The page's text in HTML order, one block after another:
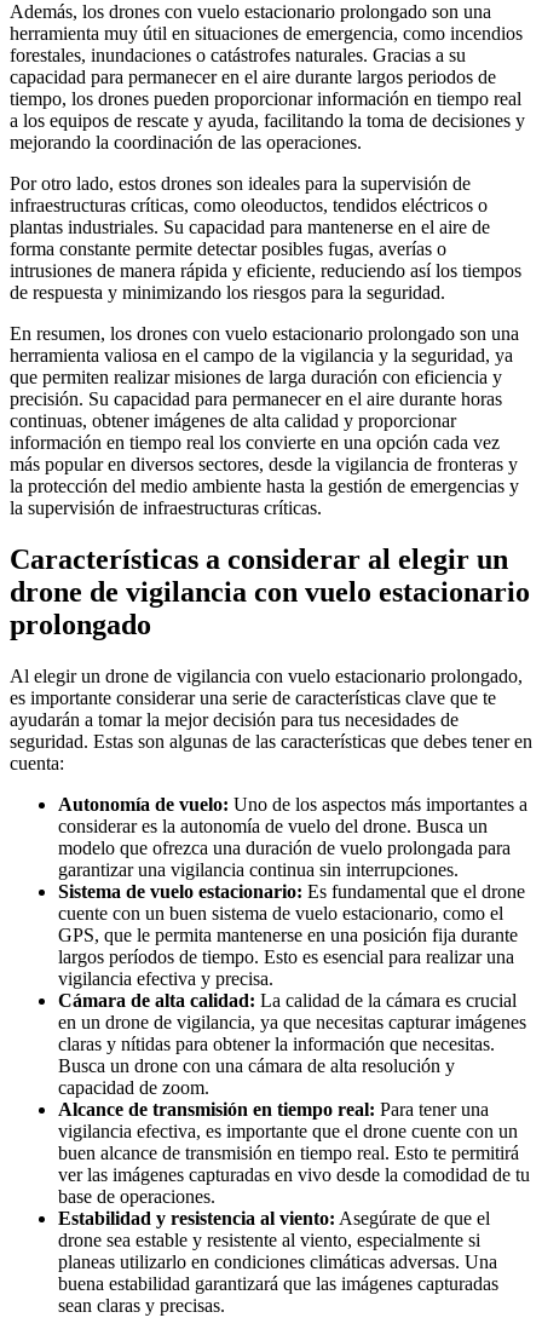
Además, los drones con vuelo estacionario prolongado son una
herramienta muy útil en situaciones de emergencia, como incendios
forestales, inundaciones o catástrofes naturales. Gracias a su
capacidad para permanecer en el aire durante largos periodos de
tiempo, los drones pueden proporcionar información en tiempo real
a los equipos de rescate y ayuda, facilitando la toma de decisiones y
mejorando la coordinación de las operaciones.
Por otro lado, estos drones son ideales para la supervisión de
infraestructuras críticas, como oleoductos, tendidos eléctricos o
plantas industriales. Su capacidad para mantenerse en el aire de
forma constante permite detectar posibles fugas, averías o
intrusiones de manera rápida y eficiente, reduciendo así los tiempos
de respuesta y minimizando los riesgos para la seguridad.
En resumen, los drones con vuelo estacionario prolongado son una
herramienta valiosa en el campo de la vigilancia y la seguridad, ya
que permiten realizar misiones de larga duración con eficiencia y
precisión. Su capacidad para permanecer en el aire durante horas
continuas, obtener imágenes de alta calidad y proporcionar
información en tiempo real los convierte en una opción cada vez
más popular en diversos sectores, desde la vigilancia de fronteras y
la protección del medio ambiente hasta la gestión de emergencias y
la supervisión de infraestructuras críticas.
Características a considerar al elegir un
drone de vigilancia con vuelo estacionario
prolongado
Al elegir un drone de vigilancia con vuelo estacionario prolongado,
es importante considerar una serie de características clave que te
ayudarán a tomar la mejor decisión para tus necesidades de
seguridad. Estas son algunas de las características que debes tener en
cuenta:
Autonomía de vuelo: Uno de los aspectos más importantes a
considerar es la autonomía de vuelo del drone. Busca un
modelo que ofrezca una duración de vuelo prolongada para
garantizar una vigilancia continua sin interrupciones.
Sistema de vuelo estacionario: Es fundamental que el drone
cuente con un buen sistema de vuelo estacionario, como el
GPS, que le permita mantenerse en una posición fija durante
largos períodos de tiempo. Esto es esencial para realizar una
vigilancia efectiva y precisa.
Cámara de alta calidad: La calidad de la cámara es crucial
en un drone de vigilancia, ya que necesitas capturar imágenes
claras y nítidas para obtener la información que necesitas.
Busca un drone con una cámara de alta resolución y
capacidad de zoom.
Alcance de transmisión en tiempo real: Para tener una
vigilancia efectiva, es importante que el drone cuente con un
buen alcance de transmisión en tiempo real. Esto te permitirá
ver las imágenes capturadas en vivo desde la comodidad de tu
base de operaciones.
Estabilidad y resistencia al viento: Asegúrate de que el
drone sea estable y resistente al viento, especialmente si
planeas utilizarlo en condiciones climáticas adversas. Una
buena estabilidad garantizará que las imágenes capturadas
sean claras y precisas.